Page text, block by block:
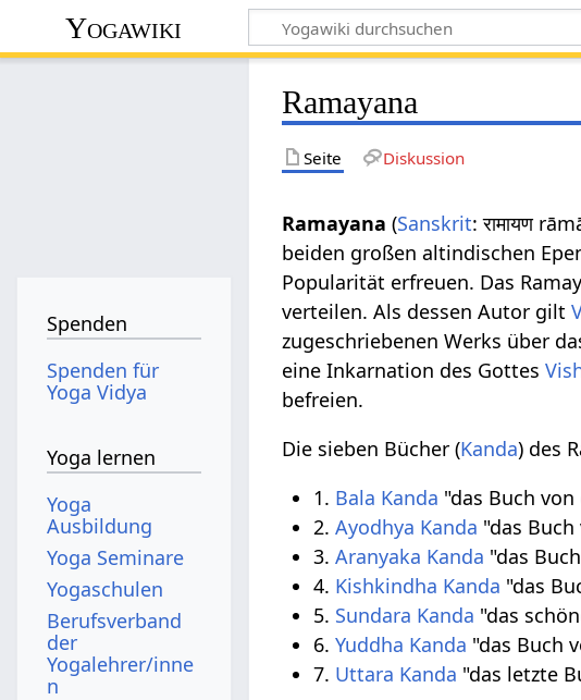
Yogawiki
Ramayana
Seite Diskussion
Ramayana (Sanskrit: रामायण
beiden großen altindischen
Popularität erfreuen. Das
verteilen. Als dessen Autor gilt
zugeschriebenen Werks über
eine Inkarnation des Gottes
befreien.
Die sieben Bücher (Kanda) des
1. Bala Kanda "das Buch
2.Ayodhya Kanda "das
3.Aranyaka Kanda "das
4. Kishkindha Kanda "das
5. Sundara Kanda "das
6.Yuddha Kanda "das Buch
7. Uttara Kanda "das letzte
Spenden
Spenden für
Yoga Vidya
Yoga lernen
Yoga
Ausbildung
Yoga Seminare
Yogaschulen
Berufsverband
der
Yogalehrer/inne
n